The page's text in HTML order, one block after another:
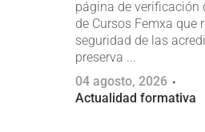
página de verificación
de Cursos Femxa que
seguridad de las
preserva ...
04 agosto, 2026
Actualidad formativa